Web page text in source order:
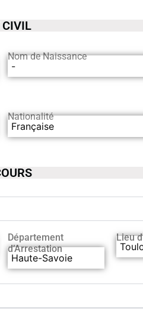
CIVIL
Nom de Naissance
-
Nationalité
Française
Département
d’Arrestation
Haute-Savoie
Lieu